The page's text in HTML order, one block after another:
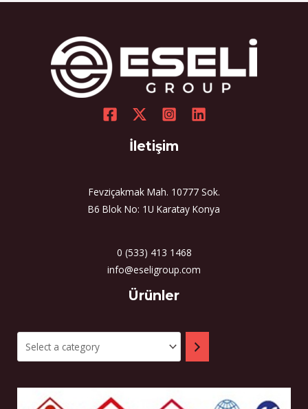
İletişim
Fevziçakmak Mah. 10777 Sok.
B6 Blok No: 1U Karatay Konya
0 (533) 413 1468
info@eseligroup.com
Ürünler